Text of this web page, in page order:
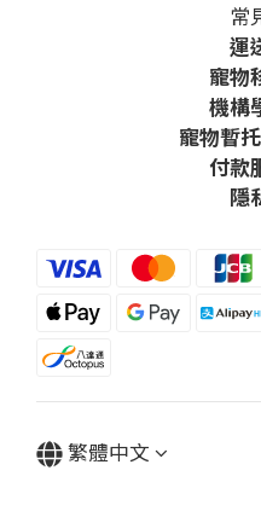
常
運
寵物
機構
寵物暫
付款
隱
繁體中文